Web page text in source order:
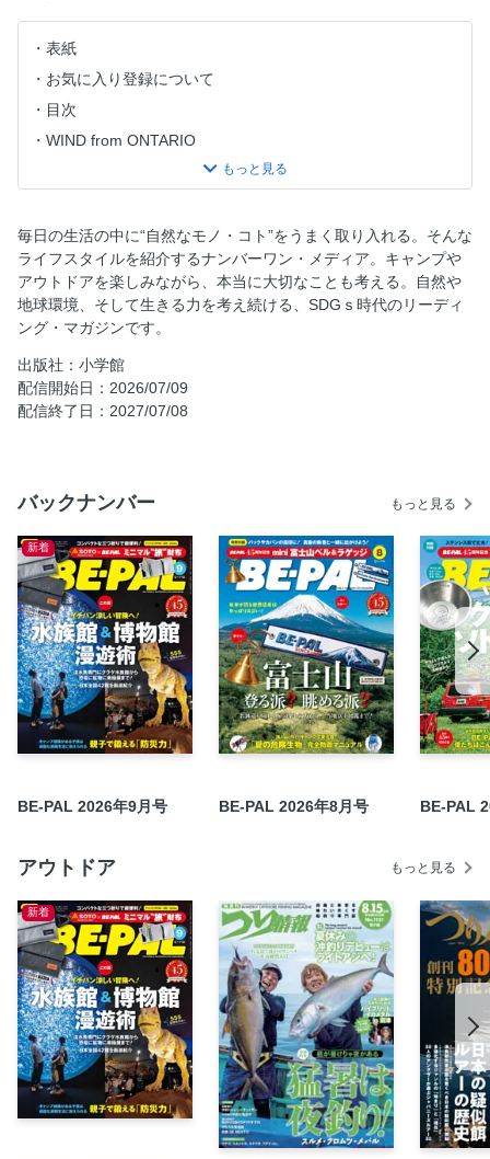
表紙
お気に入り登録について
目次
WIND from ONTARIO
パックやカバンの目印に！真鍮の鈴音と一緒に出かけよう！
大特集 富士山 登る派？眺める派？
Fuji.1 富士山登る派完全ガイド／富士山ができるまで
富士山とは！
富士登山ルートガイド
富士山の山小屋事情
頂上お鉢の楽しみ方
Fuji.2 絶景富士を眺める攻略ガイド／富士山 外輪山ハイキン
富士山グルメ＆おみやげグッズ
Fuji.3 日本全国ご当地富士ジマン／美しく偉大な薩摩富士
全国ご当地富士山20
ほんとうに気持ちいいキャンプ場
夏の危険生物 完全防御マニュアル
シェルパ斉藤の旅の自由型
黒田未来雄の脱サラ猟師からの手紙
WEB BE-PAL NEWS！
忘竿堂主人伝奇噺
松本明子のアポなし軽キャン日記
グレートジャーニー最新章
アウトドアは運動だ！
磯野貴理子の推し鳥DIARY
BLUE ＆ GREEN FIELD
エベレストには登らない
Present ＆ Information
つの丸のふがふがDog Days
ビーパル小僧の『野遊び』自由研究
毎日の生活の中に“自然なモノ・コト”をうまく取り入れる。そんな
ライフスタイルを紹介するナンバーワン・メディア。キャンプや
アウトドアを楽しみながら、本当に大切なことも考える。自然や
地球環境、そして生きる力を考え続ける、SDGｓ時代のリーディ
ング・マガジンです。
出版社：小学館
配信開始日：2026/07/09
配信終了日：2027/07/08
バックナンバー もっと見る
新着
BE-PAL 2026年9月号 BE-PAL 2026年8月号 BE-PAL
アウトドア もっと見る
新着